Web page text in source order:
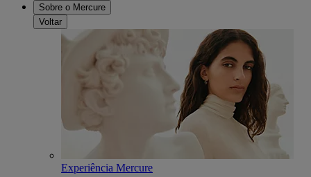
Sobre o Mercure
Voltar
Experiência Mercure